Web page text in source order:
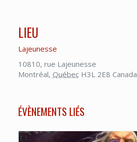
LIEU
Lajeunesse
10810, rue Lajeunesse
Montréal, Québec H3L 2E8 Canada
ÉVÈNEMENTS LIÉS